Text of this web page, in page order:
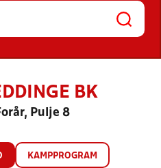
BK
Pulje 8
KAMPPROGRAM